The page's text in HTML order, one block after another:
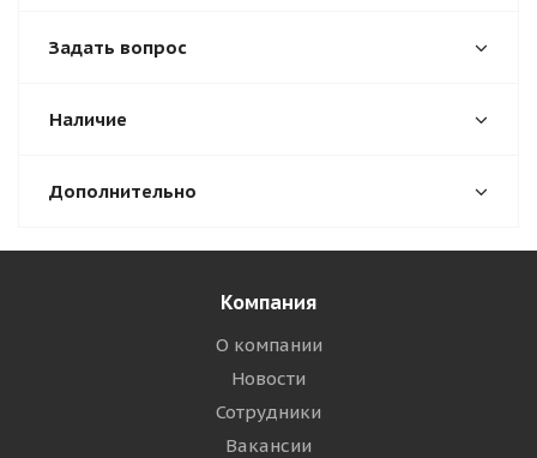
Задать вопрос
Наличие
Дополнительно
Компания
О компании
Новости
Сотрудники
Вакансии